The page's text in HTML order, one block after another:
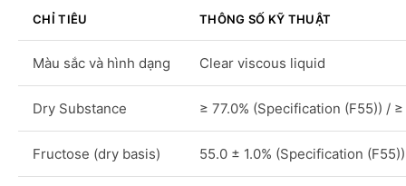
CHỈ TIÊU THÔNG SỐ KỸ THUẬT
Màu sắc và hình dạng Clear viscous liquid
Dry Substance ≥ 77.0% (Specification (F55)) /
Fructose (dry basis) 55.0 ± 1.0% (Specification